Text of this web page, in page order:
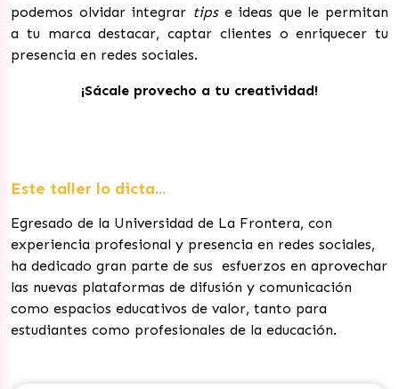
podemos olvidar integrar tipse ideas que le permitan
a tu marca destacar, captar clientes o enriquecer tu
presencia en redes sociales.
¡Sácale provecho a tu creatividad!
Este taller lo dicta...
Egresado de la Universidad de La Frontera, con
experiencia profesional y presencia en redes sociales,
ha dedicado gran parte de sus esfuerzos en aprovechar
las nuevas plataformas de difusión y comunicación
como espacios educativos de valor, tanto para
estudiantes como profesionales de la educación.